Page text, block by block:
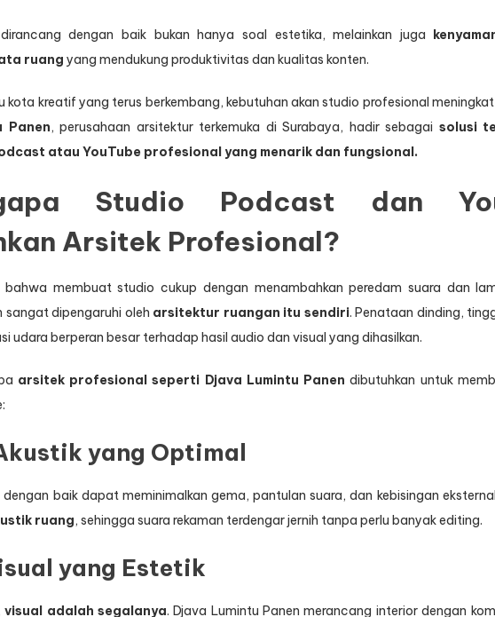
Lumintu
Panen,
Akustik
Estetika
yang
Branding
Digital
dengan baik bukan hanya soal estetika, melainkan juga
ruang yang mendukung produktivitas dan kualitas konten.
kota kreatif yang terus berkembang, kebutuhan akan studio profesional
Panen, perusahaan arsitektur terkemuka di Surabaya, hadir sebagai solusi
atau YouTube profesional yang menarik dan fungsional.
Studio Podcast dan
Arsitek Profesional?
bahwa membuat studio cukup dengan menambahkan peredam suara dan
sangat dipengaruhi oleh arsitektur ruangan itu sendiri. Penataan dinding,
udara berperan besar terhadap hasil audio dan visual yang dihasilkan.
arsitek profesional seperti Djava Lumintu Panen dibutuhkan untuk
yang Optimal
baik dapat meminimalkan gema, pantulan suara, dan kebisingan
ruang, sehingga suara rekaman terdengar jernih tanpa perlu banyak editing.
yang Estetik
visual adalah segalanya. Djava Lumintu Panen merancang interior dengan